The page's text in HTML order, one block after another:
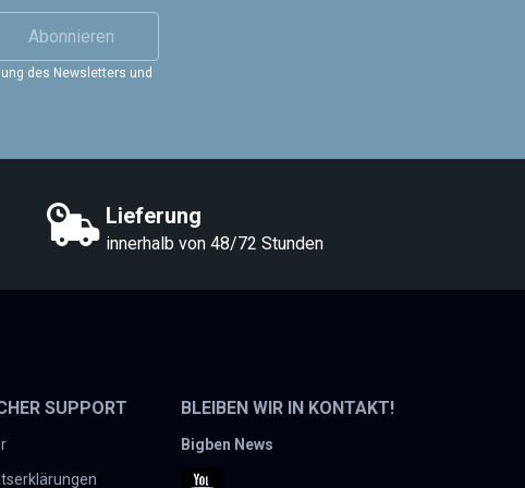
des Newsletters und
Abonnieren
Lieferung
innerhalb von 48/72 Stunden
SUPPORT BLEIBEN WIR IN KONTAKT!
Bigben News